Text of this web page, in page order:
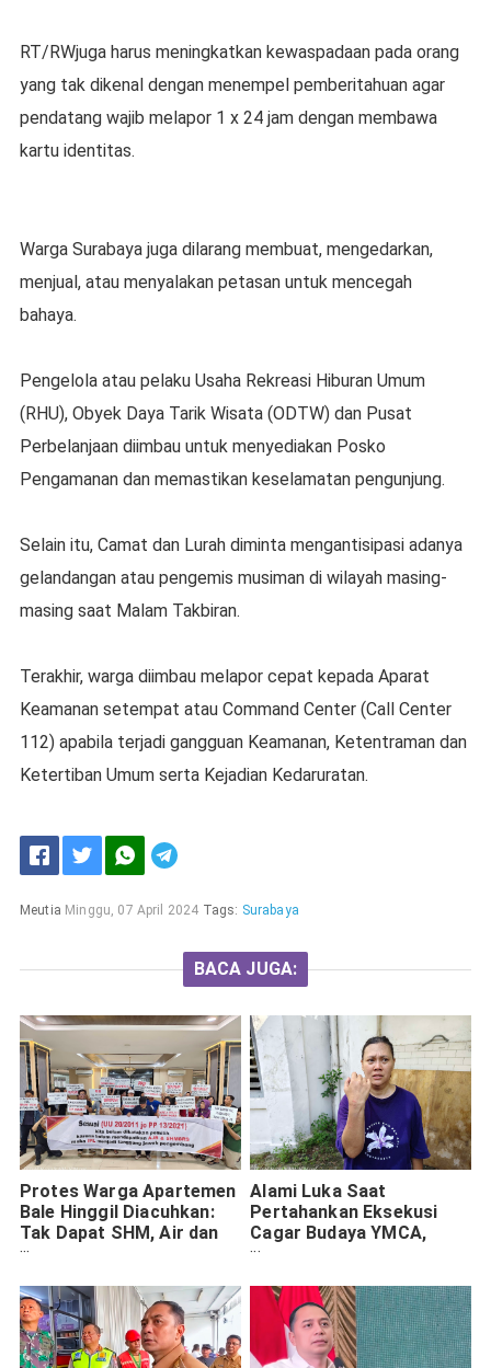
RT/RWjuga harus meningkatkan kewaspadaan pada orang
yang tak dikenal dengan menempel pemberitahuan agar
pendatang wajib melapor 1 x 24 jam dengan membawa
kartu identitas.
Warga Surabaya juga dilarang membuat, mengedarkan,
menjual, atau menyalakan petasan untuk mencegah
bahaya.
Pengelola atau pelaku Usaha Rekreasi Hiburan Umum
(RHU), Obyek Daya Tarik Wisata (ODTW) dan Pusat
Perbelanjaan diimbau untuk menyediakan Posko
Pengamanan dan memastikan keselamatan pengunjung.
Selain itu, Camat dan Lurah diminta mengantisipasi adanya
gelandangan atau pengemis musiman di wilayah masing-
masing saat Malam Takbiran.
Terakhir, warga diimbau melapor cepat kepada Aparat
Keamanan setempat atau Command Center (Call Center
112) apabila terjadi gangguan Keamanan, Ketentraman dan
Ketertiban Umum serta Kejadian Kedaruratan.
Meutia Minggu, 07 April 2024 Tags: Surabaya
BACA JUGA:
Protes Warga Apartemen
Bale Hinggil Diacuhkan:
Tak Dapat SHM, Air dan
Listrik Dimatikan
Alami Luka Saat
Pertahankan Eksekusi
Cagar Budaya YMCA,
Termohon Angkat Bicara